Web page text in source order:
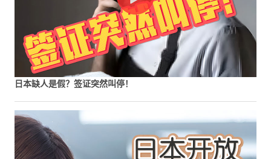
日本缺人是假？签证突然叫停！